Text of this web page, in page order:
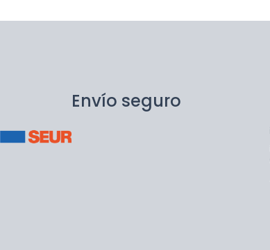
Envío seguro